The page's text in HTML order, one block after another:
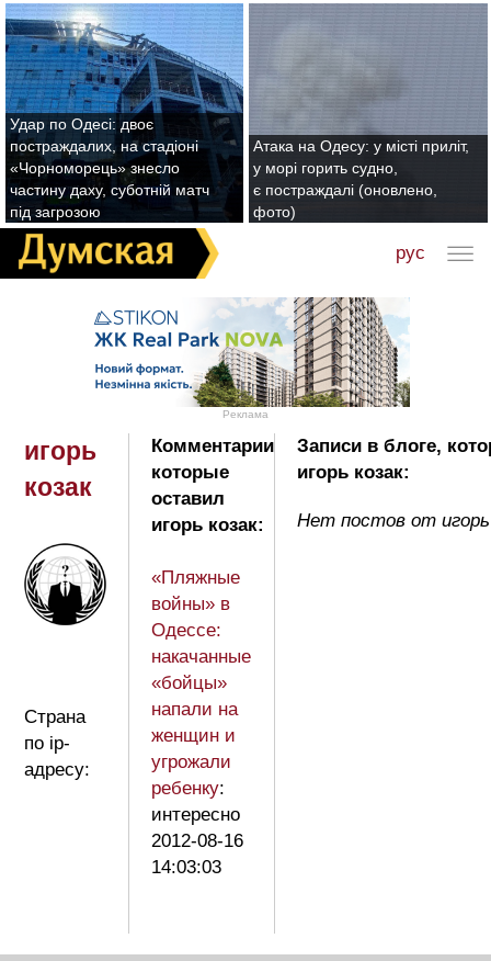
Удар по Одесі: двоє
постраждалих, на стадіоні
«Чорноморець» знесло
частину даху, суботній матч
під загрозою
Атака на Одесу: у місті приліт,
у морі горить судно,
є постраждалі (оновлено,
фото)
рус
Реклама
игорь
козак
Страна
по ip-
адресу:
Комментарии
которые
оставил
игорь козак:
«Пляжные
войны» в
Одессе:
накачанные
«бойцы»
напали на
женщин и
угрожали
ребенку:
интересно
2012-08-16
14:03:03
Записи в блоге,
игорь козак:
Нет постов от игорь